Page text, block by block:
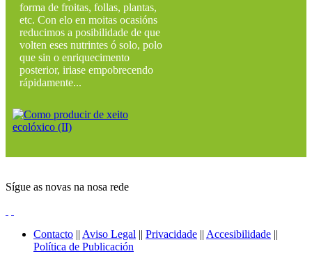
forma de froitas, follas, plantas,
etc. Con elo en moitas ocasións
reducimos a posibilidade de que
volten eses nutrintes ó solo, polo
que sin o enriquecimento
posterior, iriase empobrecendo
rápidamente...
Sígue as novas na nosa rede
Contacto || Aviso Legal || Privacidade || Accesibilidade ||
Política de Publicación